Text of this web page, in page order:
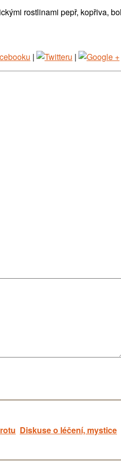
rostlinami pepř, kopřiva,
| |
Diskuse o léčení, mystice